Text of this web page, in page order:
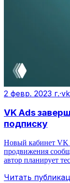
2 февр. 2023 г.·vk
VK Ads
подписку
Новый кабинет VK
продвижения
автор планирует
Читать